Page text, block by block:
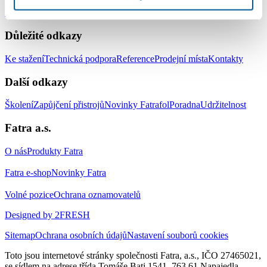
izolaci jezírek a vodních plochDoplňky
Důležité odkazy
Ke staženíTechnická podporaReferenceProdejní místaKontakty
Další odkazy
ŠkoleníZapůjčení přistrojůNovinky FatrafolPoradnaUdržitelnost
Fatra a.s.
O násProdukty Fatra
Fatra e-shopNovinky Fatra
Volné poziceOchrana oznamovatelů
Designed by 2FRESH
SitemapOchrana osobních údajůNastavení souborů cookies
Toto jsou internetové stránky společnosti Fatra, a.s., IČO 27465021,